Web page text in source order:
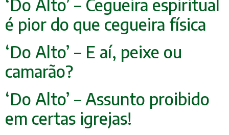
‘Do Alto’ – Cegueira espiritual
é pior do que cegueira física
‘Do Alto’ – E aí, peixe ou
camarão?
‘Do Alto’ – Assunto proibido
em certas igrejas!